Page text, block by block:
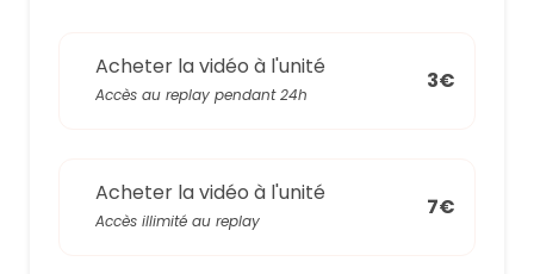
Acheter la vidéo à l'unité
Accès au replay pendant 24h
3€
Acheter la vidéo à l'unité
Accès illimité au replay
7€